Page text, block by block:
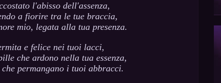
l'abisso dell'assenza,
a fiorire tra le tue braccia,
mio, legata alla tua presenza.
e felice nei tuoi lacci,
che ardono nella tua essenza,
permangano i tuoi abbracci.